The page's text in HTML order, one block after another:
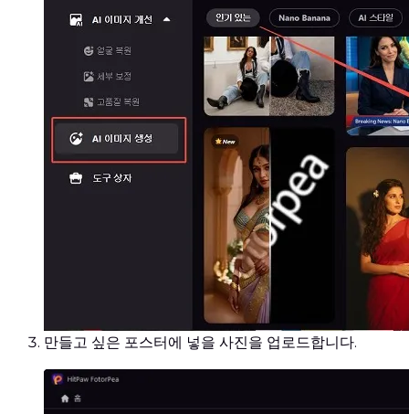
만들고 싶은 포스터에 넣을 사진을 업로드합니다.